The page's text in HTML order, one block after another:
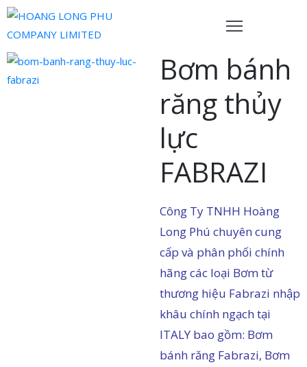
Bơm bánh
răng thủy
lực
FABRAZI
Công Ty TNHH Hoàng
Long Phú chuyên cung
cấp và phân phối chính
hãng các loại Bơm từ
thương hiệu Fabrazi nhập
khâu chính ngạch tại
ITALY bao gồm: Bơm
bánh răng Fabrazi, Bơm